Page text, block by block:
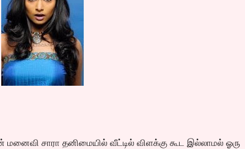
மனைவி சாரா தனிமையில் வீட்டில் விளக்கு கூட இல்லாமல் ஓரு